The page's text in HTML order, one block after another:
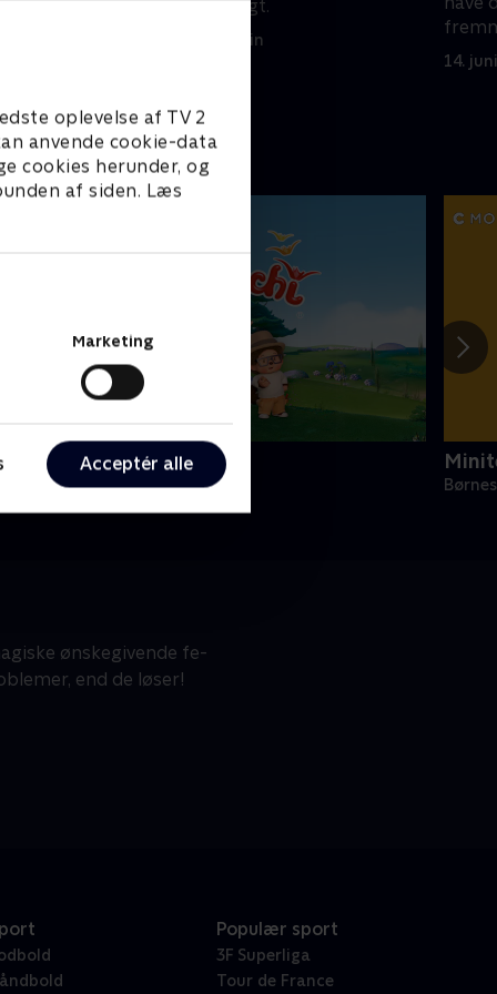
oplevelse af TV 2
anvende cookie-data
cookies herunder, og
af siden. Læs
Marketing
Acceptér alle
Chloe var gangvagt.
14. juni 2023 • 22 min
14.
• 1 sæsoner
ønskegivende fe-
end de løser!
Populær sport
3F Superliga
Tour de France